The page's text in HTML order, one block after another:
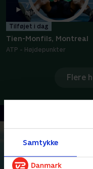
Samtykke
7
min
Tilføjet i dag
Tien-Monfils, Montreal
ATP - Højdepunkter
Flere